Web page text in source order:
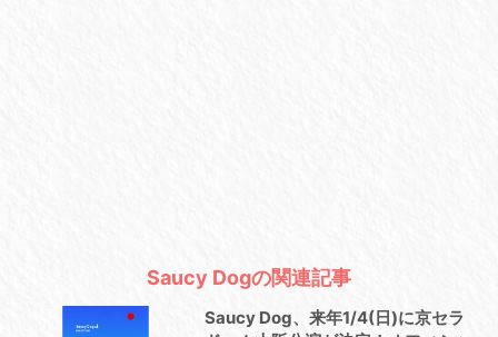
Saucy Dogの関連記事
Saucy Dog、来年1/4(⽇)に京セラ